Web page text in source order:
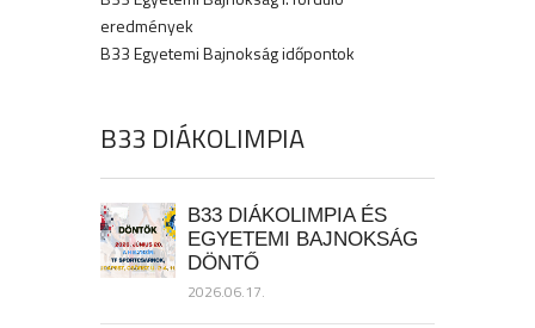
eredmények
B33 Egyetemi Bajnokság időpontok
B33 DIÁKOLIMPIA
B33 DIÁKOLIMPIA ÉS
EGYETEMI BAJNOKSÁG
DÖNTŐ
2026.06.17.